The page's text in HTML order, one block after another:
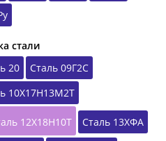
стали
20
Сталь 09Г2С
10Х17Н13М2Т
12Х18Н10Т Сталь 13ХФА